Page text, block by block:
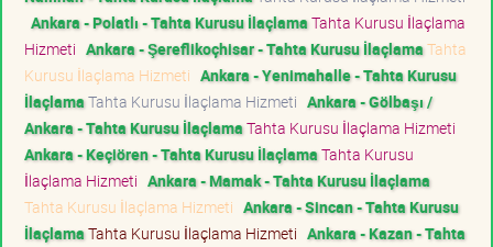
Ankara - Polatlı - Tahta Kurusu İlaçlamaTahta Kurusu İlaçlama
Hizmeti Ankara - Şereflikoçhisar - Tahta Kurusu İlaçlamaTahta
Kurusu İlaçlama Hizmeti Ankara - Yenimahalle - Tahta Kurusu
İlaçlamaTahta Kurusu İlaçlama Hizmeti Ankara - Gölbaşı /
Ankara - Tahta Kurusu İlaçlamaTahta Kurusu İlaçlama Hizmeti
Ankara - Keçiören - Tahta Kurusu İlaçlamaTahta Kurusu
İlaçlama Hizmeti Ankara - Mamak - Tahta Kurusu İlaçlama
Tahta Kurusu İlaçlama Hizmeti Ankara - Sincan - Tahta Kurusu
İlaçlamaTahta Kurusu İlaçlama Hizmeti Ankara - Kazan - Tahta